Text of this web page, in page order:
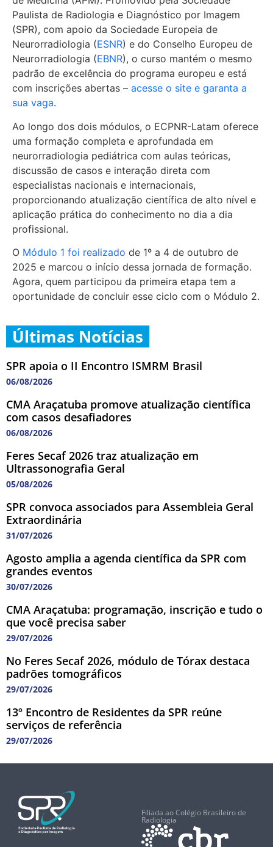
Paulista de Radiologia e Diagnóstico por Imagem
(SPR), com apoio da Sociedade Europeia de
Neurorradiologia (ESNR) e do Conselho Europeu de
Neurorradiologia (EBNR), o curso mantém o mesmo
padrão de excelência do programa europeu e está
com inscrições abertas – acesse o site e garanta a
sua vaga.
Ao longo dos dois módulos, o ECPNR-Latam oferece
uma formação completa e aprofundada em
neurorradiologia pediátrica com aulas teóricas,
discussão de casos e interação direta com
especialistas nacionais e internacionais,
proporcionando atualização científica de alto nível e
aplicação prática do conhecimento no dia a dia
profissional.
O Módulo 1 foi realizado de 1º a 4 de outubro de
2025 e marcou o início dessa jornada de formação.
Agora, quem participou da primeira etapa tem a
oportunidade de concluir esse ciclo com o Módulo 2.
Últimas Notícias
SPR apoia o II Encontro ISMRM Brasil
06/08/2026
CMA Araçatuba promove atualização científica
com casos desafiadores
06/08/2026
Feres Secaf 2026 traz atualização em
Ultrassonografia Geral
05/08/2026
SPR convoca associados para Assembleia Geral
Extraordinária
31/07/2026
Agosto amplia a agenda científica da SPR com
grandes eventos
30/07/2026
CMA Araçatuba: programação, inscrição e tudo o
que você precisa saber
29/07/2026
No Feres Secaf 2026, módulo de Tórax destaca
padrões tomográficos
29/07/2026
13º Encontro de Residentes da SPR reúne
serviços de referência
29/07/2026
Filiada ao Colégio Brasileiro de
Radiologia